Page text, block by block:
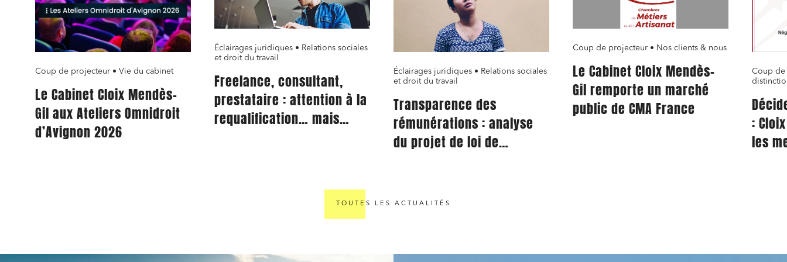
Coup de projecteur • Vie du cabinet
Le Cabinet Cloix Mendès-
Gil aux Ateliers Omnidroit
d’Avignon 2026
Éclairages juridiques • Relations sociales
et droit du travail
Freelance, consultant,
prestataire : attention à la
requalification… mais
Éclairages juridiques • Relations sociales
et droit du travail
Transparence des
rémunérations : analyse
du projet de loi de
Coup de projecteur • Nos clients & nous
Le Cabinet Cloix Mendès-
Gil remporte un marché
public de CMA France
Coup de
:
les
TOUTES LES ACTUALITÉS